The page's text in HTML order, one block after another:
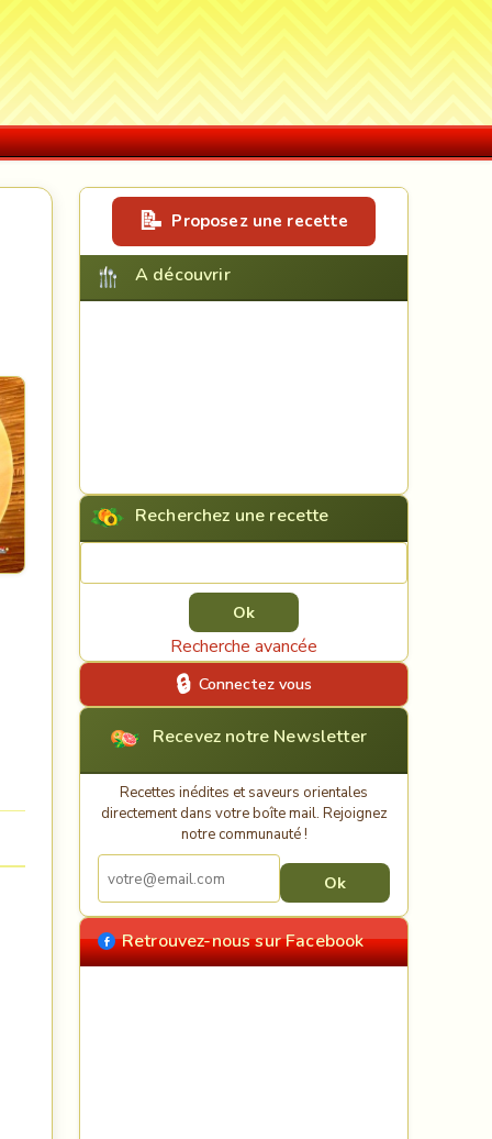
Proposez une recette
A découvrir
Recherchez une recette
Recherche avancée
Connectez vous
Recevez notre Newsletter
Recettes inédites et saveurs orientales
directement dans votre boîte mail. Rejoignez
notre communauté !
Retrouvez-nous sur Facebook